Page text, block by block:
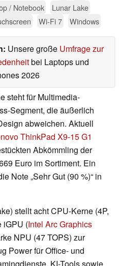
/ Notebook
Lunar Lake
Wi-Fi 7 Windows
Unsere große Umfrage zur
bei Laptops und
2026
steht für Multimedia-
Segment, die äußerlich
abweichen. Aktuell
ThinkPad X9-15 G1
Abkömmling der
Euro im Sortiment. Ein
Note „Sehr Gut (90 %)“ in
stellt acht CPU-Kerne (4P,
iGPU (Intel Arc Graphics
NPU (47 TOPS) zur
Power für Office- und